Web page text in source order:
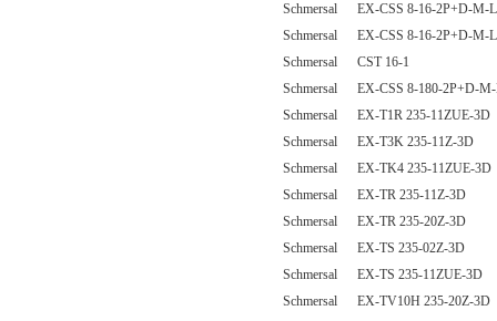
Schmersal EX-CSS 8-16-2P+D-M-
Schmersal EX-CSS 8-16-2P+D-M-
Schmersal CST 16-1
Schmersal EX-CSS 8-180-2P+D-
Schmersal EX-T1R 235-11ZUE-3D
Schmersal EX-T3K 235-11Z-3D
Schmersal EX-TK4 235-11ZUE-3D
Schmersal EX-TR 235-11Z-3D
Schmersal EX-TR 235-20Z-3D
Schmersal EX-TS 235-02Z-3D
Schmersal EX-TS 235-11ZUE-3D
Schmersal EX-TV10H 235-20Z-3D